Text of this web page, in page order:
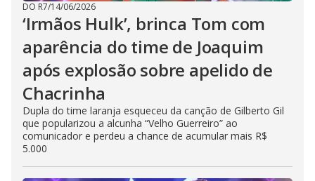
DO R7/14/06/2026
‘Irmãos Hulk’, brinca Tom com
aparência do time de Joaquim
após explosão sobre apelido de
Chacrinha
Dupla do time laranja esqueceu da canção de Gilberto Gil
que popularizou a alcunha “Velho Guerreiro” ao
comunicador e perdeu a chance de acumular mais R$
5.000